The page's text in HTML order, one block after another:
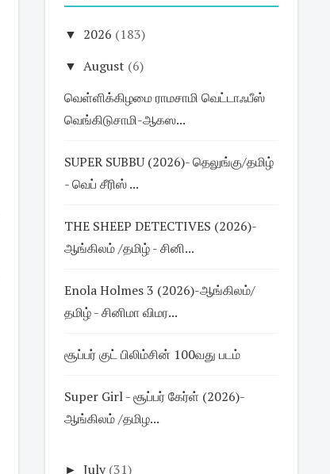
▼ 2026 (183)
▼ August (6)
வெள்ளிக்கிழமை ராமசாமி வெட்டாஃபீஸ்
வெங்கிடுசாமி-ஆகஸ...
SUPER SUBBU (2026)- தெலுங்கு/தமிழ்
- வெப் சீரிஸ் ...
THE SHEEP DETECTIVES (2026)-
ஆங்கிலம் /தமிழ் - சினி...
Enola Holmes 3 (2026)-ஆங்கிலம்/
தமிழ் - சினிமா விமர...
சூப்பர் குட் பிலிம்சின் 100வது படம்
Super Girl - சூப்பர் கேர்ள் (2026)-
ஆங்கிலம் /தமிழ...
► July (31)